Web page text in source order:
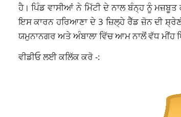
ਹੈ। ਪਿੰਡ ਵਾਸੀਆਂ ਨੇ ਮਿੱਟੀ ਦੇ ਨਾਲ ਬੰਨ੍ਹ ਨੂੰ ਮਜ਼ਬੂਤ
ਇਸ ਕਾਰਨਹਰਿਆਣਾਦੇ 3 ਜ਼ਿਲ੍ਹੇ ਰੈੱਡ ਜ਼ੋਨ ਦੀ
ਯਮੁਨਾਨਗਰ ਅਤੇ ਅੰਬਾਲਾ ਵਿੱਚ ਆਮ ਨਾਲੋਂ ਵੱਧ ਮੀਂਹ
ਵੀਡੀਓ ਲਈ ਕਲਿੱਕ ਕਰੋ -: